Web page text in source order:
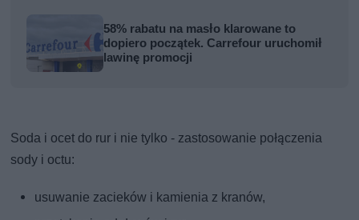
58% rabatu na masło klarowane to
dopiero początek. Carrefour uruchomił
lawinę promocji
Soda i ocet do rur i nie tylko - zastosowanie połączenia
sody i octu:
usuwanie zacieków i kamienia z kranów,